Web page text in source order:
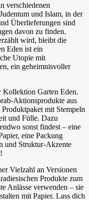
verschiedenen
und Islam, in der
Überlieferungen sind
davon zu finden.
wird, bleibt die
Eden ist ein
Utopie mit
ein geheimnisvoller
Kollektion Garten Eden.
Aktionsprodukte aus
mit Stempeln
und Fülle. Dazu
sonst findest – eine
eine Packung
und Struktur-Akzente
Vielzahl an Versionen
Produkte zum
Anlässe verwenden – sie
mit Papier. Lass dich